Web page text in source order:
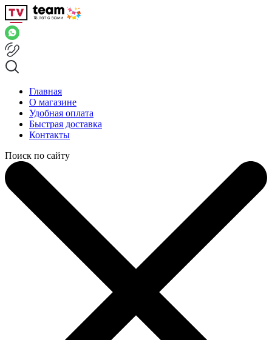
Главная
О магазине
Удобная оплата
Быстрая доставка
Контакты
Поиск по сайту